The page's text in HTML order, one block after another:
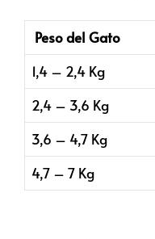
Peso del Gato
1,4 – 2,4 Kg
2,4 – 3,6 Kg
3,6 – 4,7 Kg
4,7 – 7 Kg